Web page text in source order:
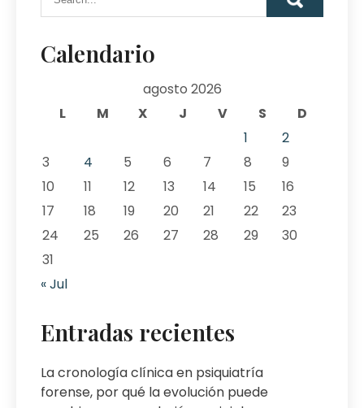
Calendario
agosto 2026
L
M X J V S
D
1
2
3
4 5 6 7 8
9
10
11 12 13 14 15
16
17
18 19 20 21 22
23
24
25 26 27 28 29
30
31
« Jul
Entradas recientes
La cronología clínica en psiquiatría
forense, por qué la evolución puede